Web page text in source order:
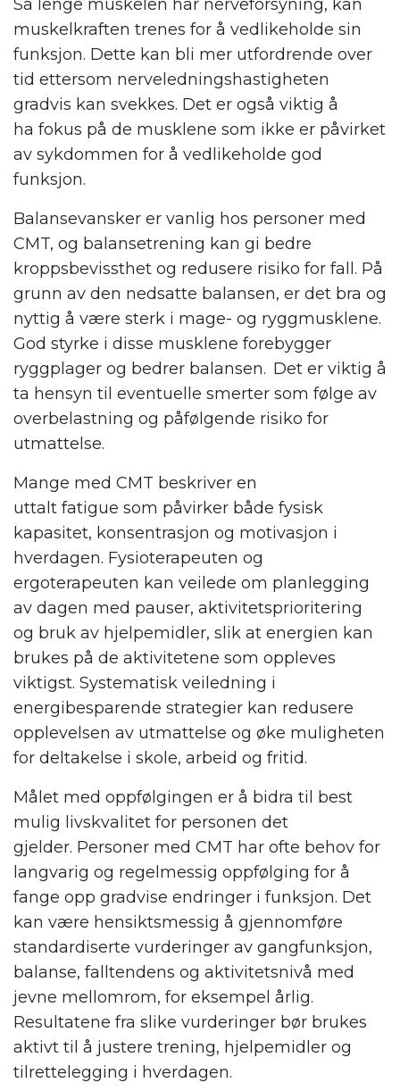
Så lenge muskelen har nerveforsyning, kan
muskelkraften trenes for å vedlikeholde sin
funksjon. Dette kan bli mer utfordrende over
tid ettersom nerveledningshastigheten
gradvis kan svekkes. Det er også viktig å
ha fokus på de musklene som ikke er påvirket
av sykdommen for å vedlikeholde god
funksjon.
Balansevansker er vanlig hos personer med
CMT, og balansetrening kan gi bedre
kroppsbevissthet og redusere risiko for fall. På
grunn av den nedsatte balansen, er det bra og
nyttig å være sterk i mage- og ryggmusklene.
God styrke i disse musklene forebygger
ryggplager og bedrer balansen. Det er viktig å
ta hensyn til eventuelle smerter som følge av
overbelastning og påfølgende risiko for
utmattelse.
Mange med CMT beskriver en
uttalt fatigue som påvirker både fysisk
kapasitet, konsentrasjon og motivasjon i
hverdagen. Fysioterapeuten og
ergoterapeuten kan veilede om planlegging
av dagen med pauser, aktivitetsprioritering
og bruk av hjelpemidler, slik at energien kan
brukes på de aktivitetene som oppleves
viktigst. Systematisk veiledning i
energibesparende strategier kan redusere
opplevelsen av utmattelse og øke muligheten
for deltakelse i skole, arbeid og fritid.
Målet med oppfølgingen er å bidra til best
mulig livskvalitet for personen det
gjelder. Personer med CMT har ofte behov for
langvarig og regelmessig oppfølging for å
fange opp gradvise endringer i funksjon. Det
kan være hensiktsmessig å gjennomføre
standardiserte vurderinger av gangfunksjon,
balanse, falltendens og aktivitetsnivå med
jevne mellomrom, for eksempel årlig.
Resultatene fra slike vurderinger bør brukes
aktivt til å justere trening, hjelpemidler og
tilrettelegging i hverdagen.